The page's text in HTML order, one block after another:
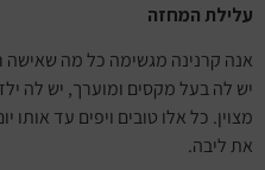
עלילת המחזה
יש לה בעל מקסים ומוערך, יש לה
מצוין. כל אלו טובים ויפים עד
את ליבה.